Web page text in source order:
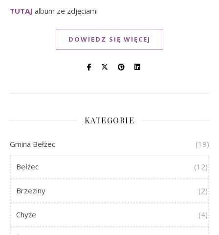
TUTAJ album ze zdjęciami
DOWIEDZ SIĘ WIĘCEJ
KATEGORIE
Gmina Bełżec (19)
Bełżec (12)
Brzeziny (2)
Chyże (4)